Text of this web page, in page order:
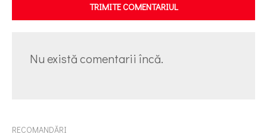
TRIMITE COMENTARIUL
Nu există comentarii încă.
RECOMANDĂRI